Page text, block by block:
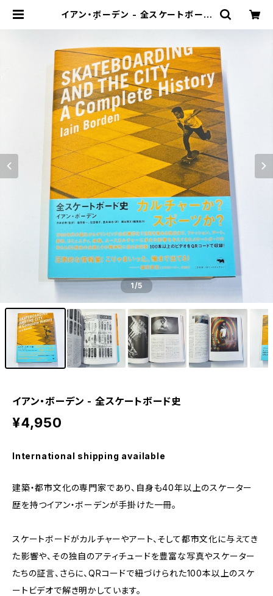
イアン・ボーデン - 全スケートボード
1/5
イアン・ボーデン - 全スケートボード史
¥4,950
International shipping available
建築・都市文化の専門家であり、自身も40年以上のスケーター
歴を持つイアン・ボーデンが手掛けた一冊。
スケートボードがカルチャーやアート、そして都市文化に与えてき
た影響や、その独自のアティチュードを豊富な写真やスケーター
たちの証言、さらに、QRコードで紐づけられた100本以上のスケ
ートビデオで解き明かしています。